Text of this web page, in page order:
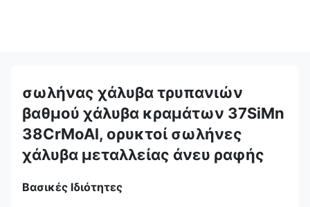
σωλήνας χάλυβα τρυπανιών
βαθμού χάλυβα κραμάτων 37SiMn
38CrMoAl, ορυκτοί σωλήνες
χάλυβα μεταλλείας άνευ ραφής
Βασικές Ιδιότητες